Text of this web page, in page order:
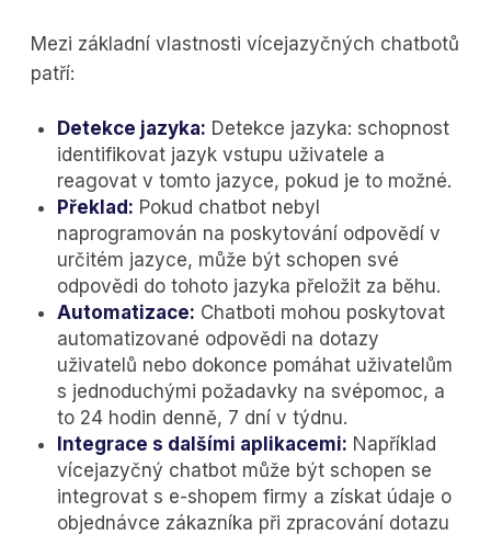
Mezi základní vlastnosti vícejazyčných chatbotů
patří:
Detekce jazyka: Detekce jazyka: schopnost
identifikovat jazyk vstupu uživatele a
reagovat v tomto jazyce, pokud je to možné.
Překlad: Pokud chatbot nebyl
naprogramován na poskytování odpovědí v
určitém jazyce, může být schopen své
odpovědi do tohoto jazyka přeložit za běhu.
Automatizace: Chatboti mohou poskytovat
automatizované odpovědi na dotazy
uživatelů nebo dokonce pomáhat uživatelům
s jednoduchými požadavky na svépomoc, a
to 24 hodin denně, 7 dní v týdnu.
Integrace s dalšími aplikacemi: Například
vícejazyčný chatbot může být schopen se
integrovat s e-shopem firmy a získat údaje o
objednávce zákazníka při zpracování dotazu